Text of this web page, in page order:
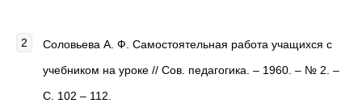
Соловьева А. Ф. Самостоятельная работа учащихся с
учебником на уроке // Сов. педагогика. – 1960. – № 2. –
С. 102 – 112.